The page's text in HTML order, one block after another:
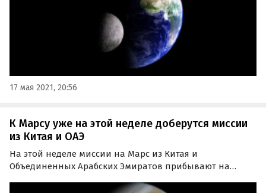
17 мая 2021, 20:56
К Марсу уже на этой неделе доберутся миссии
из Китая и ОАЭ
На этой неделе миссии на Марс из Китая и
Объединенных Арабских Эмиратов прибывают на